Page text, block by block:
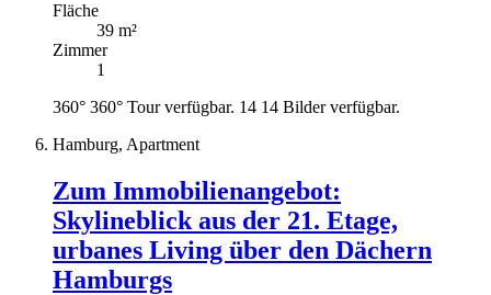
Fläche
39 m²
Zimmer
1
360° 360° Tour verfügbar. 14 14 Bilder verfügbar.
Hamburg, Apartment
Zum Immobilienangebot:
Skylineblick aus der 21. Etage,
urbanes Living über den Dächern
Hamburgs